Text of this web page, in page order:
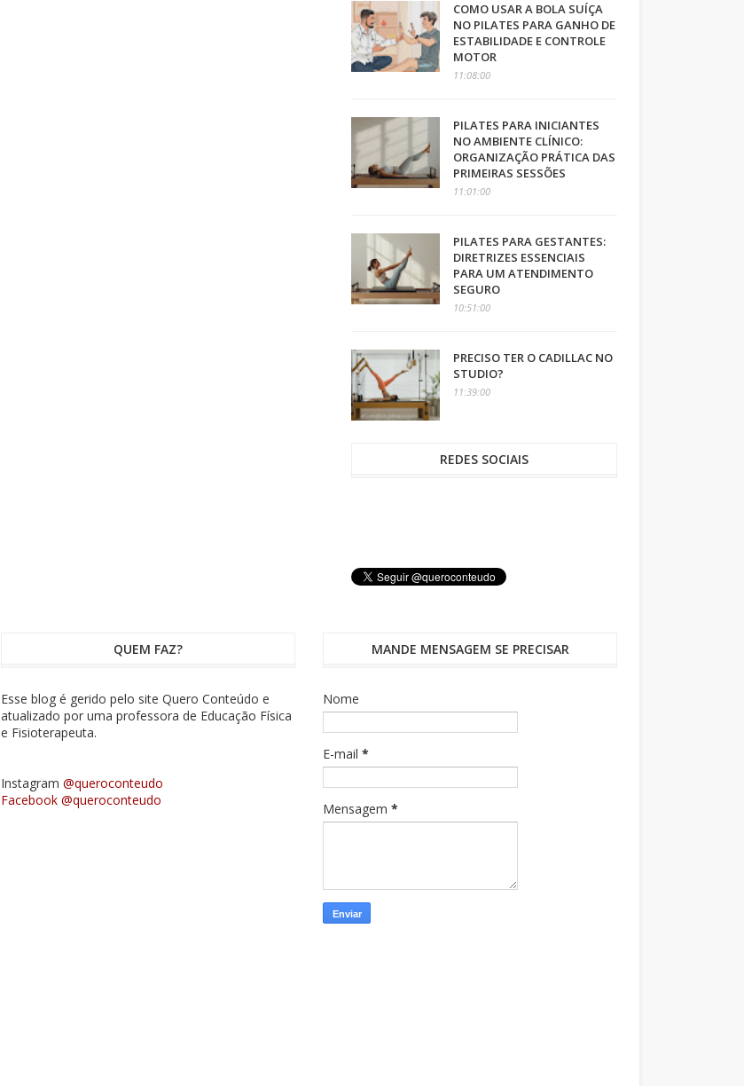
COMO USAR A BOLA SUÍÇA
NO PILATES PARA GANHO DE
ESTABILIDADE E CONTROLE
MOTOR
11:08:00
PILATES PARA INICIANTES
NO AMBIENTE CLÍNICO:
ORGANIZAÇÃO PRÁTICA DAS
PRIMEIRAS SESSÕES
11:01:00
PILATES PARA GESTANTES:
DIRETRIZES ESSENCIAIS
PARA UM ATENDIMENTO
SEGURO
10:51:00
PRECISO TER O CADILLAC NO
STUDIO?
11:39:00
REDES SOCIAIS
QUEM FAZ?
Esse blog é gerido pelo site Quero Conteúdo e
atualizado por uma professora de Educação Física
e Fisioterapeuta.
Instagram@queroconteudo
Facebook @queroconteudo
MANDE MENSAGEM SE PRECISAR
Nome
E-mail*
Mensagem*